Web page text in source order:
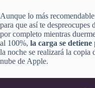
Aunque lo más
para que así te despreocupes
por completo mientras
al 100%, la carga se detiene
la noche se realizará la copia
nube de Apple.